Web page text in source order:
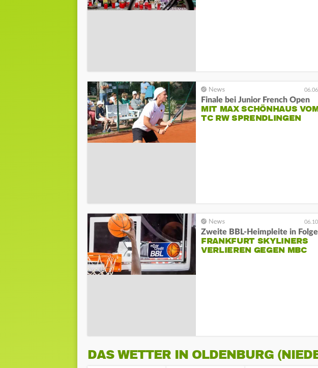
Finale bei Junior French Open
MIT MAX SCHÖNHAUS
TC RW SPRENDLINGEN
Zweite BBL-Heimpleite in Folge
FRANKFURT SKYLINERS
VERLIEREN GEGEN MBC
DAS WETTER IN OLDENBURG